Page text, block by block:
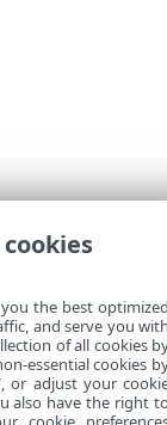
the best
and serve you
of all cookies
essential cookies
or adjust your
also have the right